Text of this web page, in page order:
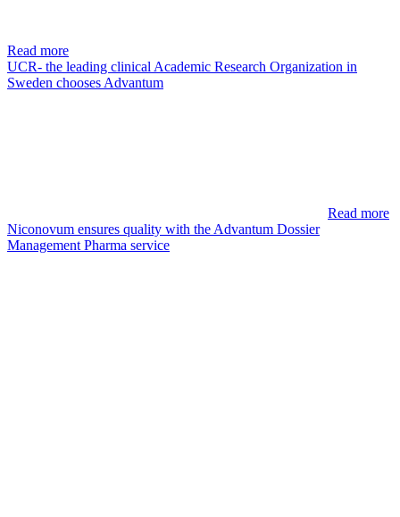
Read more
UCR- the leading clinical Academic Research Organization in
Sweden chooses Advantum
Read more
Niconovum ensures quality with the Advantum Dossier
Management Pharma service